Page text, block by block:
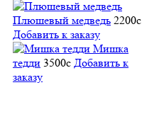
Плюшевый медведь 2200c
Добавить к заказу
Мишка
тедди 3500c Добавить к
заказу